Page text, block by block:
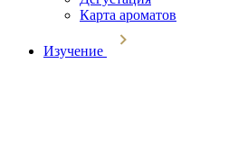
Карта ароматов
Изучение